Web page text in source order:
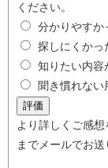
ください。
分かりやすか
探しにくかっ
知りたい内容
聞き慣れない
より詳しくご感想
までメールでお送